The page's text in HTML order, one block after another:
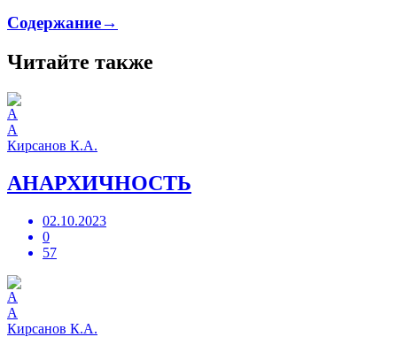
Содержание→
Читайте также
А
Кирсанов К.А.
АНАРХИЧНОСТЬ
02.10.2023
0
57
А
Кирсанов К.А.